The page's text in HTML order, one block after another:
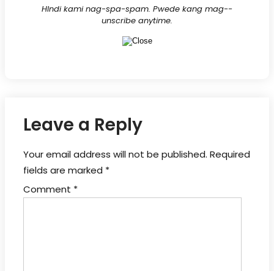
HIndi kami nag-spa-spam. Pwede kang mag--
unscribe anytime.
Leave a Reply
Your email address will not be published. Required
fields are marked *
Comment *